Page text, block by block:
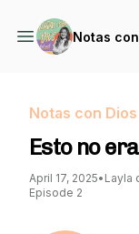
Notas
Notas con Dios
Esto no
April 17, 2025• Layla
Episode 2